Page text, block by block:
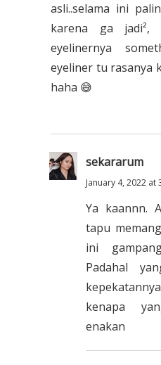
asli..selama ini
karena ga jadi²,
eyelinernya
eyeliner tu rasanya
haha 😅
sekararum
January 4, 2022 at
Ya kaannn.
tapu
ini
Padahal
kenapa
enakan